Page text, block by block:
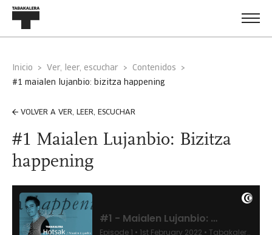
Inicio Ver, leer, escuchar
Contenidos
#1 maialen lujanbio: bizitza happening
VOLVER A VER, LEER, ESCUCHAR
#1 Maialen Lujanbio: Bizitza
happening